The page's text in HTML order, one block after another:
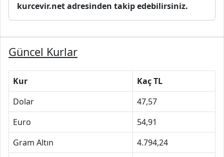
kurcevir.net adresinden takip edebilirsiniz.
Güncel Kurlar
Kur
Kaç TL
Dolar
47,57
Euro
54,91
Gram Altın
4.794,24